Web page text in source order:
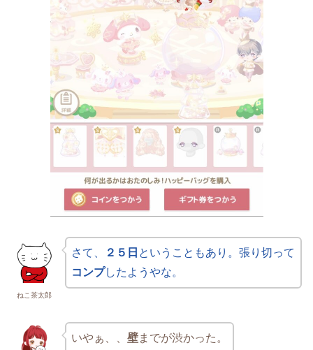
ねこ茶太郎
さて、 ２５日 ということもあり。張り切って
コンプしたようやな。
いやぁ、、 壁までが渋かった。